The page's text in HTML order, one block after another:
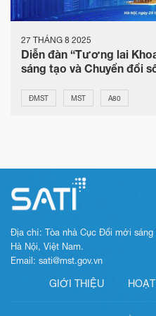
27 THÁNG 8 2025
Diễn đàn “Tương lai
sáng tạo và Chuyển đổi
ĐMST MST A80
Địa chỉ: Tòa nhà Cục Đổi mới sáng
Hà Nội, Việt Nam.
Email: sati@mst.gov.vn
GIỚI THIỆU